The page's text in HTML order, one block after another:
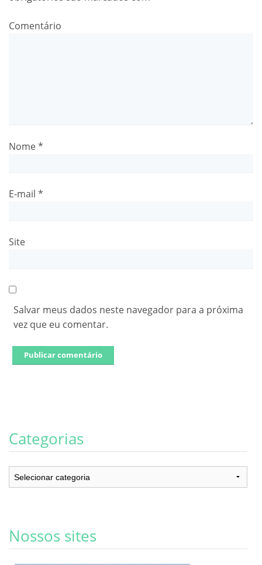
Comentário
Nome*
E-mail *
Site
Salvar meus dados neste navegador para a próxima
vez que eu comentar.
Categorias
Categorias
Nossos sites